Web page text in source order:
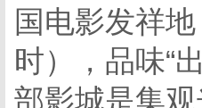
国电影发祥
时），品味“
部影城是集